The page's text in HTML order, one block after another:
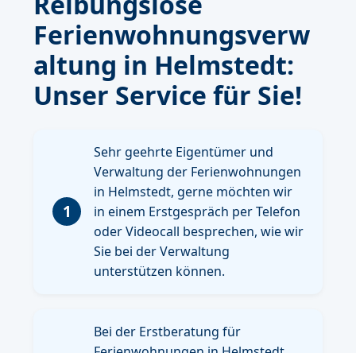
Ferienwohnungsverw
altung in Helmstedt:
Unser Service für Sie!
1
Sehr geehrte Eigentümer und
Verwaltung der Ferienwohnungen
in Helmstedt, gerne möchten wir
in einem Erstgespräch per Telefon
oder Videocall besprechen, wie wir
Sie bei der Verwaltung
unterstützen können.
Bei der Erstberatung für